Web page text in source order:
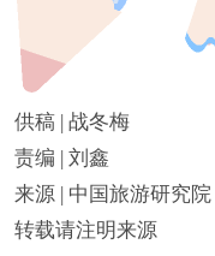
供稿 | 战冬梅
责编 | 刘鑫
来源 | 中国旅游研究
转载请注明来源